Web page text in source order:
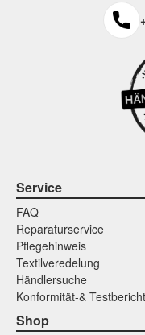
Service
FAQ
Reparaturservice
Pflegehinweis
Textilveredelung
Händlersuche
Konformität-&
Shop